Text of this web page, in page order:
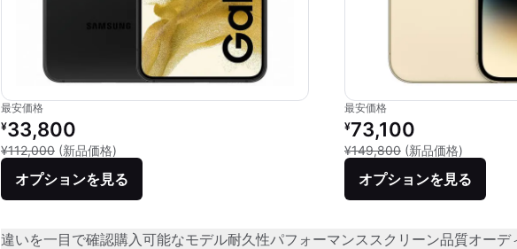
最安価格
リファービッシュ品の価格：
¥33,800
¥112,000 (新品価格)
オプションを見る
最安価格
リファービッシュ品の価格：
¥73,100
¥149,800 (新品価格)
オプションを見る
違いを一目で確認購入可能なモデル耐久性パフォーマンススクリーン品質オーデ